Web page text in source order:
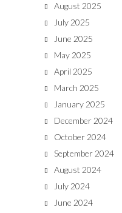
August 2025
July 2025
June 2025
May 2025
April 2025
March 2025
January 2025
December 2024
October 2024
September 2024
August 2024
July 2024
June 2024